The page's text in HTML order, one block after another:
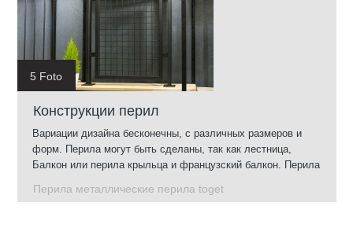
5 Foto
Конструкции перил
Вариации дизайна бесконечны, с различных размеров и
форм. Перила могут быть сделаны, так как лестница,
Балкон или перила крыльца и французский балкон. Перила
оцинковки будет также служить.
Перила металлические перила toget